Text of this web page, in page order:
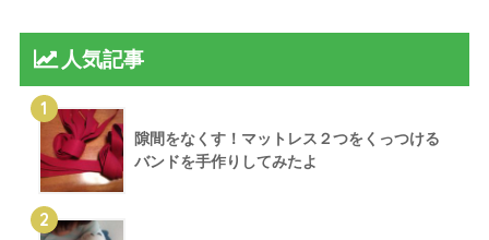
人気記事
1
隙間をなくす！マットレス２つをくっつける
バンドを手作りしてみたよ
2